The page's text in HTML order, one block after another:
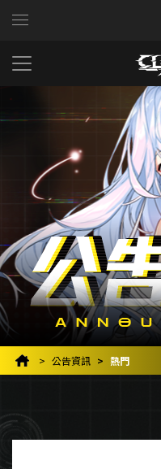
公告資訊 熱門